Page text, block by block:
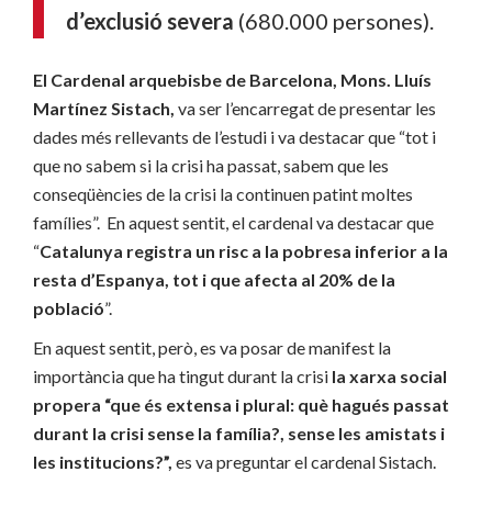
d’exclusió severa (680.000 persones).
El Cardenal arquebisbe de Barcelona, Mons. Lluís
Martínez Sistach, va ser l’encarregat de presentar les
dades més rellevants de l’estudi i va destacar que “tot i
que no sabem si la crisi ha passat, sabem que les
conseqüències de la crisi la continuen patint moltes
famílies”. En aquest sentit, el cardenal va destacar que
“Catalunya registra un risc a la pobresa inferior a la
resta d’Espanya, tot i que afecta al 20% de la
població”.
En aquest sentit, però, es va posar de manifest la
importància que ha tingut durant la crisi la xarxa social
propera “que és extensa i plural: què hagués passat
durant la crisi sense la família?, sense les amistats i
les institucions?”, es va preguntar el cardenal Sistach.